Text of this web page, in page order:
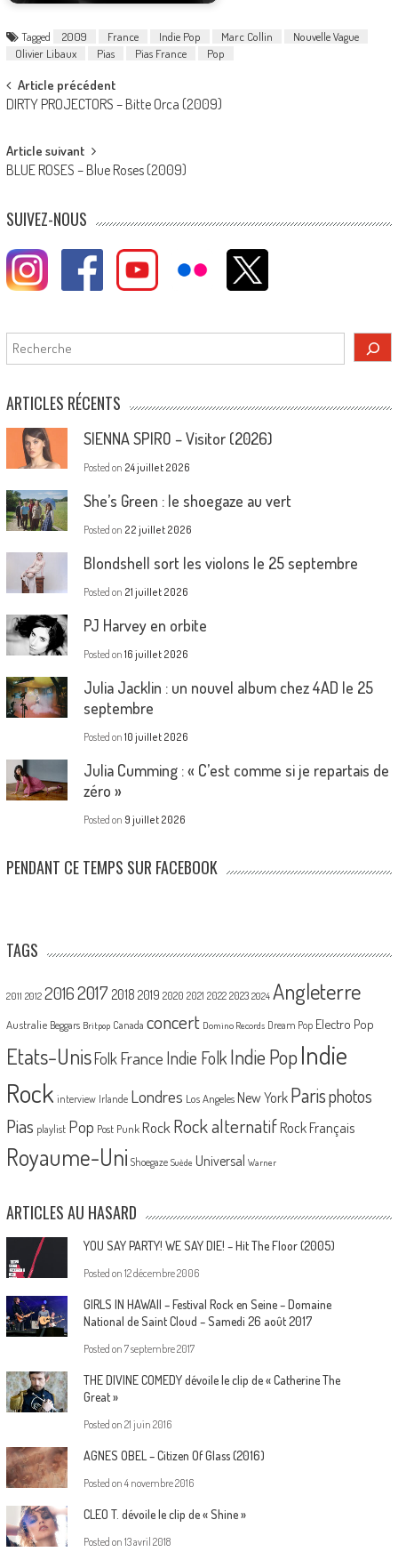
Tagged 2009 France Indie Pop Marc Collin
Nouvelle Vague
Olivier Libaux
Pias Pias France Pop
Post
navigation
Article précédent
DIRTY PROJECTORS – Bitte Orca (2009)
Article suivant
BLUE ROSES – Blue Roses (2009)
SUIVEZ-NOUS
Rechercher
ARTICLES RÉCENTS
SIENNA SPIRO – Visitor (2026)
Posted on 24 juillet 2026
She’s Green : le shoegaze au vert
Posted on 22 juillet 2026
Blondshell sort les violons le 25 septembre
Posted on 21 juillet 2026
PJ Harvey en orbite
Posted on 16 juillet 2026
Julia Jacklin : un nouvel album chez 4AD le 25
septembre
Posted on 10 juillet 2026
Julia Cumming : « C’est comme si je repartais de
zéro »
Posted on 9 juillet 2026
PENDANT CE TEMPS SUR FACEBOOK
TAGS
2011 2012 20162017 2018 2019 2020 2021 2022 2023 2024 Angleterre
Australie Beggars Britpop Canada concert Domino Records Dream Pop Electro Pop
Etats-UnisFolk France Indie Folk Indie PopIndie
Rock interview Irlande Londres Los Angeles New York Parisphotos
Pias playlist Pop Post Punk Rock Rock alternatif Rock Français
Royaume-Uni Shoegaze Suède Universal Warner
ARTICLES AU HASARD
YOU SAY PARTY! WE SAY DIE! – Hit The Floor (2005)
Posted on 12 décembre 2006
GIRLS IN HAWAII – Festival Rock en Seine – Domaine
National de Saint Cloud – Samedi 26 août 2017
Posted on 7 septembre 2017
THE DIVINE COMEDY dévoile le clip de « Catherine The
Great »
Posted on 21 juin 2016
AGNES OBEL – Citizen Of Glass (2016)
Posted on 4 novembre 2016
CLEO T. dévoile le clip de « Shine »
Posted on 13 avril 2018